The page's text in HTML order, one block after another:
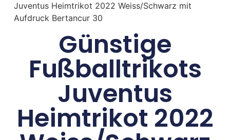
Juventus Heimtrikot 2022 Weiss/Schwarz mit
Aufdruck Bertancur 30
Günstige
Fußballtrikots
Juventus
Heimtrikot 2022